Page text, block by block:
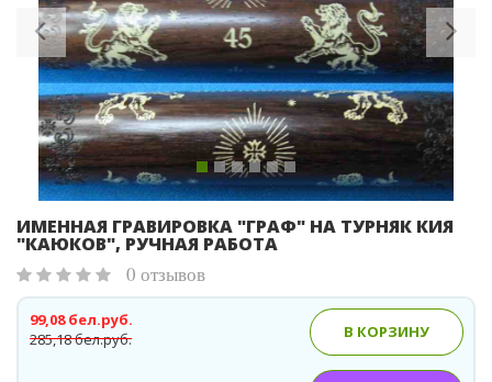
ИМЕННАЯ ГРАВИРОВКА "ГРАФ" НА ТУРНЯК КИЯ
"КАЮКОВ", РУЧНАЯ РАБОТА
0 отзывов
285,18 бел.руб.
99,08 бел.руб.
В КОРЗИНУ